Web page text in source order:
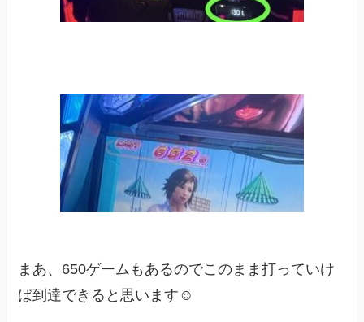
まあ、650ゲームもあるのでこのまま打っていけ
ば到達できると思います☺️